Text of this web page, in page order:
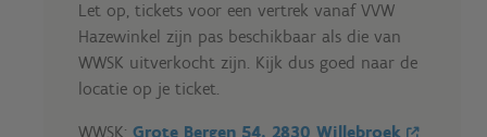
Let op, tickets voor een vertrek vanaf VVW
Hazewinkel zijn pas beschikbaar als die van
WWSK uitverkocht zijn. Kijk dus goed naar de
locatie op je ticket.
WWSK: Grote Bergen 54, 2830 Willebroek